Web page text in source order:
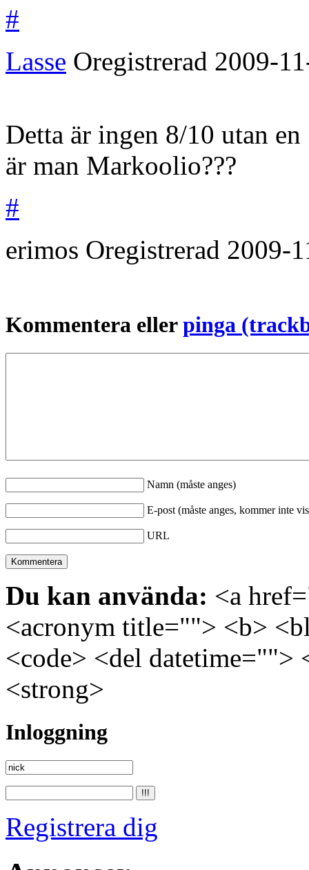
#
Lasse Oregistrerad 2009-
Detta är ingen 8/10 utan
är man Markoolio???
#
erimos Oregistrerad 2009-
Kommentera ellerpinga
Namn (måste anges)
E-post (måste anges, kommer inte
URL
Du kan använda: <a
<acronym title=""> <b>
<code> <del
<strong>
Inloggning
Registrera dig